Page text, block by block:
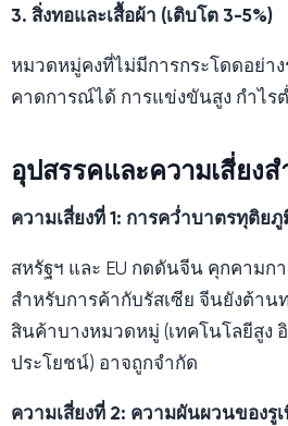
3. สิ่งทอและเสื้อผ้า (เติบโต 3-5%)
หมวดหมู่คงที่ไม่มีการกระโดดอย่าง
คาดการณ์ได้ การแข่งขันสูง กำไร
อุปสรรคและความเสี่ยง
ความเสี่ยงที่ 1: การคว่ำบาตรทุติยภู
สหรัฐฯ และ EU กดดันจีน คุกคามก
สำหรับการค้ากับรัสเซีย จีนยังต้าน
สินค้าบางหมวดหมู่ (เทคโนโลยีสูง
ประโยชน์) อาจถูกจำกัด
ความเสี่ยงที่ 2: ความผันผวนของรู